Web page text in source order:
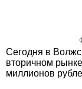
Сегодня в
вторичном
миллионов